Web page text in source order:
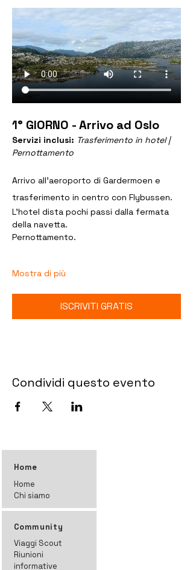
1° GIORNO - Arrivo ad Oslo
Servizi inclusi: Trasferimento in hotel |
Pernottamento
Arrivo all’aeroporto di Gardermoen e
trasferimento in centro con Flybussen.
L’hotel dista pochi passi dalla fermata
della navetta.
Pernottamento.
Mostra di più
ISCRIVITI GRATIS
Condividi questo evento
Home
Home
Chi siamo
Community
Viaggi Scout
Riunioni
informative